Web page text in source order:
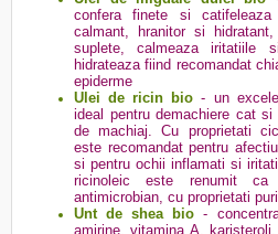
confera finete si
calmant, hranitor si
suplete, calmeaza iritatiile
hidrateaza fiind recomandat
epiderme
Ulei de ricin bio- un
ideal pentru demachiere cat si
de machiaj. Cu proprietati
este recomandat pentru
si pentru ochii inflamati si
ricinoleic este renumit
antimicrobian, cu proprietati
Unt de shea bio-
amirine, vitamina A,